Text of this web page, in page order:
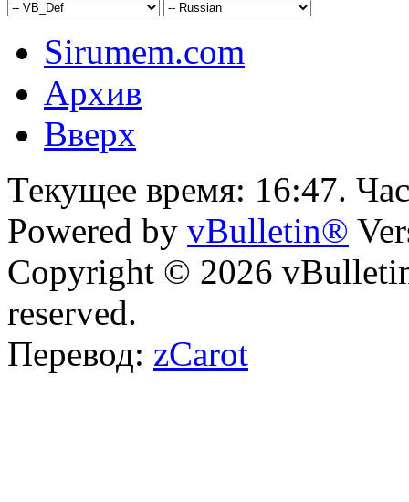
Sirumem.com
Архив
Вверх
Текущее время: 16:47.
Powered by vBulletin®
Copyright © 2026
reserved.
Перевод: zCarot